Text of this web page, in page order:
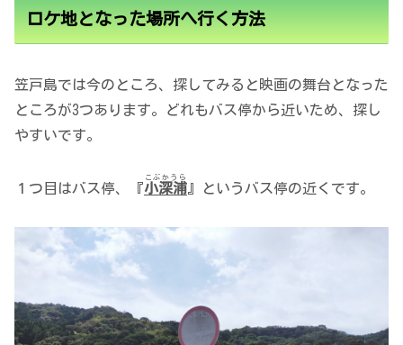
ロケ地となった場所へ行く方法
笠戸島では今のところ、探してみると映画の舞台となった
ところが3つあります。どれもバス停から近いため、探し
やすいです。
１つ目はバス停、『小深浦
こぶかうら
』というバス停の近くです。